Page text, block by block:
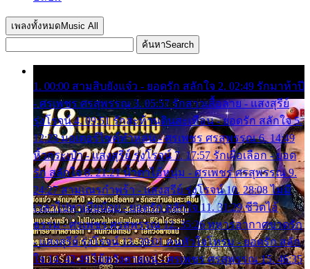
เพลงทั้งหมด Music All
ค้นหาSearch
1. 00:00 สามสิบยังแจ๋ว - ยอดรัก สลักใจ 2. 02:49 รักมาห้าปี
- ศรเพชร ศรสุพรรณ 3. 05:57 รักสาวเสื้อลาย - แสงสุรีย์
รุ่งโรจน์ 4. 09:51 รักสะท้านดินสะเทือน - ยอดรัก สลักใจ 5.
12:23 มอเตอร์ไซค์ทำหล่น - ศรเพชร ศรสุพรรณ 6. 14:49
หิ้วกระเป๋า - แสงสุรีย์ รุ่งโรจน์ 7. 17:57 รักเผื่อเลือก - ยอด
รัก สลักใจ 8. 21:21 น้ำตาไอ้หนุ่ม - ศรเพชร ศรสุพรรณ 9.
24:27 สามเณรกำพร้า - แสงสุรีย์ รุ่งโรจน์ 10. 28:08 ไม่มี
เวลาไปหาเมียน้อย - ยอดรัก สลักใจ 11. 31:29 ชีวิตไอ้
ธรรม - ศรเพชร ศรสุพรรณ 12. 35:26 ทหารอากาศขาดรัก
- แสงสุรีย์ รุ่งโรจน์ 13. 39:01 คนหัวใจโทรม - ยอดรัก สลัก
ใจ 14. 42:49 ไอ้หวังตายแน่ - ศรเพชร ศรสุพรรณ 15. 46:35